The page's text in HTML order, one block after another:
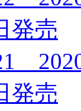
発売
発売